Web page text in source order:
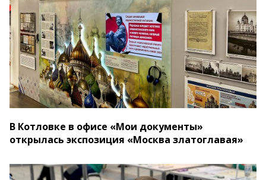
В Котловке в офисе «Мои документы»
открылась экспозиция «Москва златоглавая»